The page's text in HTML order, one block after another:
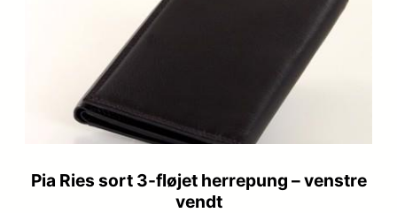
Pia Ries sort 3-fløjet herrepung – venstre
vendt